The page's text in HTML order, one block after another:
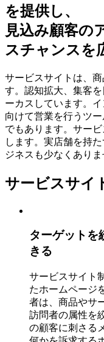
を提供し、
見込み顧客の
スチャンスを
サービスサイトは、
す。認知拡大、集客
ーカスしています。
向けて営業を行うツ
でもあります。サー
します。実店舗を持
ジネスも少なくありま
サービスサイ
ターゲットを
きる
サービスサイト
たホームページ
者は、商品やサ
訪問者の属性を
の顧客に刺さる